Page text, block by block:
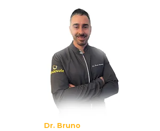
Dr. Bruno